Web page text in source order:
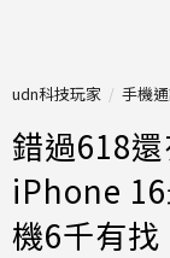
udn科技玩家 手機
錯過618
iPhone
機6千有找